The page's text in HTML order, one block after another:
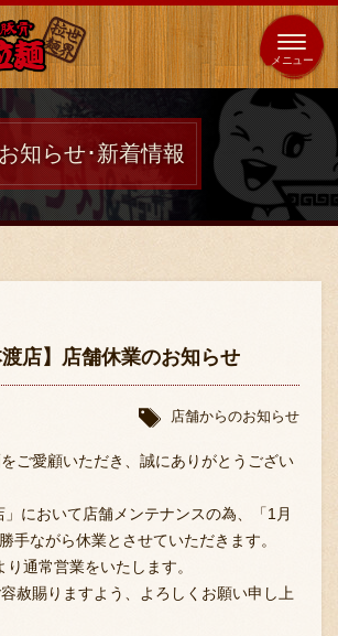
海外 653 店 64 店
ホーム
お問い合わせ
お知らせ･新着情報
渡店】店舗休業のお知らせ
店舗からのお知らせ
ご愛顧いただき、誠にありがとうござい
」において店舗メンテナンスの為、「1月
手ながら休業とさせていただきます。
り通常営業をいたします。
赦賜りますよう、よろしくお願い申し上